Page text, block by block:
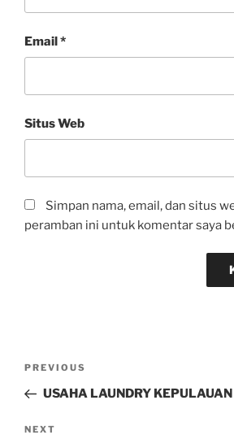
Email*
Situs Web
Simpan nama, email, dan situs
peramban ini untuk komentar saya
PREVIOUS
USAHA LAUNDRY
NEXT